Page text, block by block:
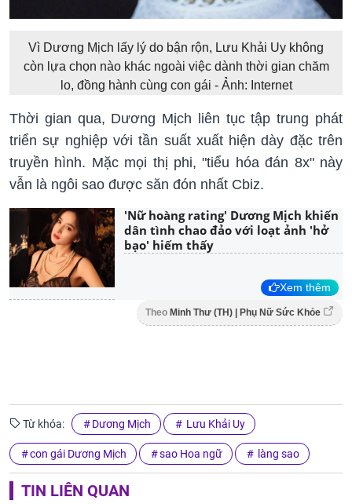
Vì Dương Mịch lấy lý do bận rộn, Lưu Khải Uy không
còn lựa chọn nào khác ngoài việc dành thời gian chăm
lo, đồng hành cùng con gái - Ảnh: Internet
Thời gian qua, Dương Mịch liên tục tập trung phát
triển sự nghiệp với tần suất xuất hiện dày đặc trên
truyền hình. Mặc mọi thị phi, "tiểu hóa đán 8x" này
vẫn là ngôi sao được săn đón nhất Cbiz.
'Nữ hoàng rating' Dương Mịch khiến
dân tình chao đảo với loạt ảnh 'hở
bạo' hiếm thấy
Xem thêm
Theo Minh Thư (TH) | Phụ Nữ Sức Khỏe
Từ khóa: Dương Mịch Lưu Khải Uy
con gái Dương Mịch sao Hoa ngữ làng sao
TIN LIÊN QUAN